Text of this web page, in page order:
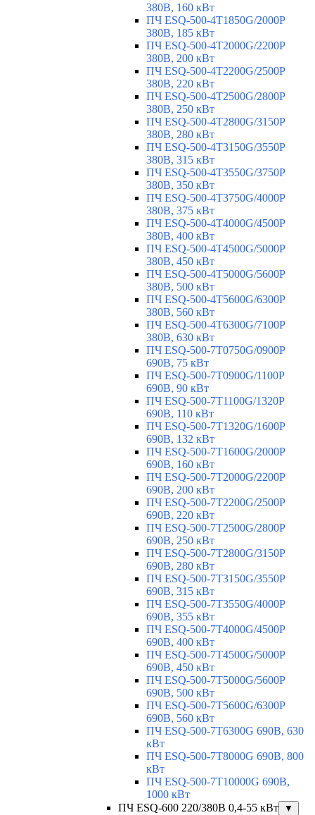
380В, 160 кВт
ПЧ ESQ-500-4T1850G/2000P
380В, 185 кВт
ПЧ ESQ-500-4T2000G/2200P
380В, 200 кВт
ПЧ ESQ-500-4T2200G/2500P
380В, 220 кВт
ПЧ ESQ-500-4T2500G/2800P
380В, 250 кВт
ПЧ ESQ-500-4T2800G/3150P
380В, 280 кВт
ПЧ ESQ-500-4T3150G/3550P
380В, 315 кВт
ПЧ ESQ-500-4T3550G/3750P
380В, 350 кВт
ПЧ ESQ-500-4T3750G/4000P
380В, 375 кВт
ПЧ ESQ-500-4T4000G/4500P
380В, 400 кВт
ПЧ ESQ-500-4T4500G/5000P
380В, 450 кВт
ПЧ ESQ-500-4T5000G/5600P
380В, 500 кВт
ПЧ ESQ-500-4T5600G/6300P
380В, 560 кВт
ПЧ ESQ-500-4T6300G/7100P
380В, 630 кВт
ПЧ ESQ-500-7T0750G/0900P
690В, 75 кВт
ПЧ ESQ-500-7T0900G/1100P
690В, 90 кВт
ПЧ ESQ-500-7T1100G/1320P
690В, 110 кВт
ПЧ ESQ-500-7T1320G/1600P
690В, 132 кВт
ПЧ ESQ-500-7T1600G/2000P
690В, 160 кВт
ПЧ ESQ-500-7T2000G/2200P
690В, 200 кВт
ПЧ ESQ-500-7T2200G/2500P
690В, 220 кВт
ПЧ ESQ-500-7T2500G/2800P
690В, 250 кВт
ПЧ ESQ-500-7T2800G/3150P
690В, 280 кВт
ПЧ ESQ-500-7T3150G/3550P
690В, 315 кВт
ПЧ ESQ-500-7T3550G/4000P
690В, 355 кВт
ПЧ ESQ-500-7T4000G/4500P
690В, 400 кВт
ПЧ ESQ-500-7T4500G/5000P
690В, 450 кВт
ПЧ ESQ-500-7T5000G/5600P
690В, 500 кВт
ПЧ ESQ-500-7T5600G/6300P
690В, 560 кВт
ПЧ ESQ-500-7T6300G 690В, 630
кВт
ПЧ ESQ-500-7T8000G 690В, 800
кВт
ПЧ ESQ-500-7T10000G 690В,
1000 кВт
ПЧ ESQ-600 220/380В 0,4-55 кВт
▼